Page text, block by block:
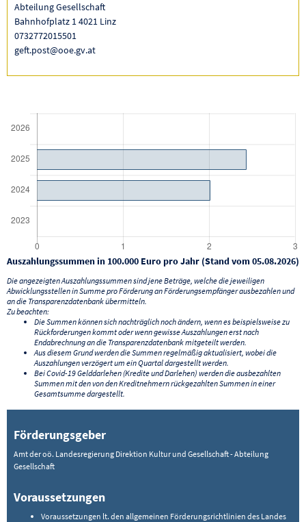
Abteilung Gesellschaft
Bahnhofplatz 1 4021 Linz
0732772015501
geft.post@ooe.gv.at
Auszahlungssummen in 100.000 Euro pro Jahr (Stand vom 05.08.2026)
Die angezeigten Auszahlungssummen sind jene Beträge, welche die jeweiligen
Abwicklungsstellen in Summe pro Förderung an Förderungsempfänger ausbezahlen und
an die Transparenzdatenbank übermitteln.
Zu beachten:
Die Summen können sich nachträglich noch ändern, wenn es beispielsweise zu
Rückforderungen kommt oder wenn gewisse Auszahlungen erst nach
Endabrechnung an die Transparenzdatenbank mitgeteilt werden.
Aus diesem Grund werden die Summen regelmäßig aktualisiert, wobei die
Auszahlungen verzögert um ein Quartal dargestellt werden.
Bei Covid-19 Gelddarlehen (Kredite und Darlehen) werden die ausbezahlten
Summen mit den von den Kreditnehmern rückgezahlten Summen in einer
Gesamtsumme dargestellt.
Förderungsgeber
Amt der oö. Landesregierung Direktion Kultur und Gesellschaft - Abteilung
Gesellschaft
Voraussetzungen
Voraussetzungen lt. den allgemeinen Förderungsrichtlinien des Landes